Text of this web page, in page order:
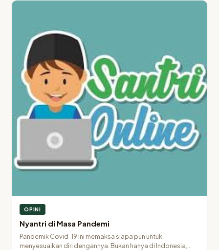
OPINI
Nyantri di Masa Pandemi
Pandemik Covid-19 ini memaksa siapa pun untuk
menyesuaikan diri dengannya. Bukan hanya di Indonesia,